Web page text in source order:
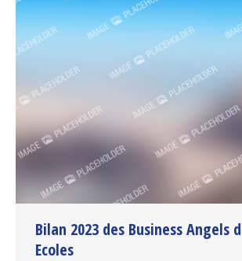
Bilan 2023 des Business Angels
Ecoles